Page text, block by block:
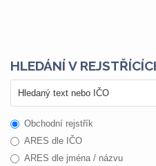
HLEDÁNÍ V
Obchodní rejstřík
ARES dle IČO
ARES dle jména / názvu